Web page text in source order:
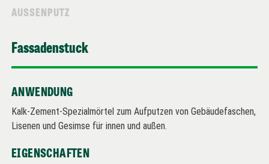
AUSSENPUTZ
Fassadenstuck
ANWENDUNG
Kalk-Zement-Spezialmörtel zum Aufputzen von Gebäudefaschen,
Lisenen und Gesimse für innen und außen.
EIGENSCHAFTEN